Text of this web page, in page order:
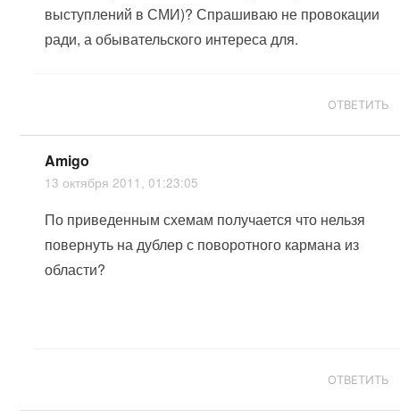
выступлений в СМИ)? Спрашиваю не провокации
ради, а обывательского интереса для.
ОТВЕТИТЬ
Amigo
13 октября 2011, 01:23:05
По приведенным схемам получается что нельзя
повернуть на дублер с поворотного кармана из
области?
ОТВЕТИТЬ